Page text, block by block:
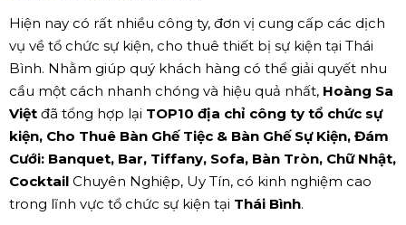
Hiện nay có rất nhiều công ty, đơn vị cung cấp các dịch
vụ về tổ chức sự kiện, cho thuê thiết bị sự kiện tại Thái
Bình. Nhằm giúp quý khách hàng có thể giải quyết nhu
cầu một cách nhanh chóng và hiệu quả nhất, Hoàng Sa
Việt đã tổng hợp lại TOP10 địa chỉ công ty tổ chức sự
kiện, Cho Thuê Bàn Ghế Tiệc & Bàn Ghế Sự Kiện, Đám
Cưới: Banquet, Bar, Tiffany, Sofa, Bàn Tròn, Chữ Nhật,
Cocktail Chuyên Nghiệp, Uy Tín, có kinh nghiệm cao
trong lĩnh vực tổ chức sự kiện tại Thái Bình.